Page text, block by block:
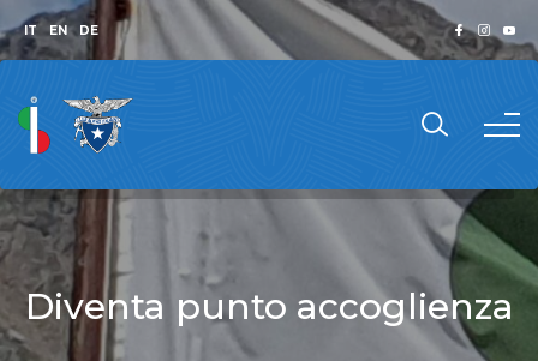
DE
EN
IT
Diventa punto accoglienza